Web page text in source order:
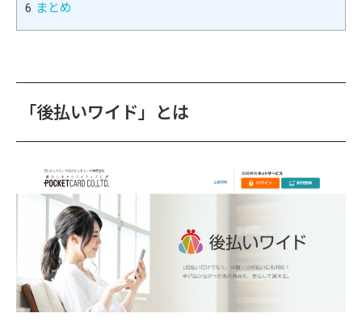
6 まとめ
「後払いワイド」とは